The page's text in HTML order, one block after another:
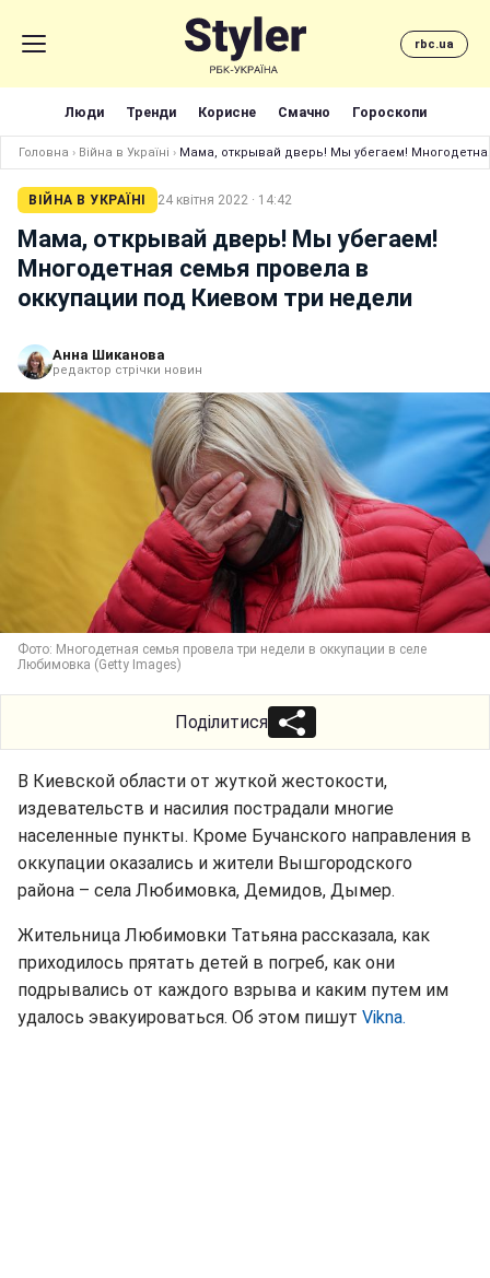
rbc.ua
Люди Тренди Корисне Смачно Гороскопи
Головна › Війна в Україні › Мама, открывай дверь! Мы убегаем!
ВІЙНА В УКРАЇНІ 24 квітня 2022 · 14:42
Мама, открывай дверь! Мы убегаем!
Многодетная семья провела в
оккупации под Киевом три недели
Анна Шиканова
редактор стрічки новин
Фото: Многодетная семья провела три недели в оккупации в селе
Любимовка (Getty Images)
Поділитися
В Киевской области от жуткой жестокости,
издевательств и насилия пострадали многие
населенные пункты. Кроме Бучанского направления в
оккупации оказались и жители Вышгородского
района – села Любимовка, Демидов, Дымер.
Жительница Любимовки Татьяна рассказала, как
приходилось прятать детей в погреб, как они
подрывались от каждого взрыва и каким путем им
удалось эвакуироваться. Об этом пишут Vikna.